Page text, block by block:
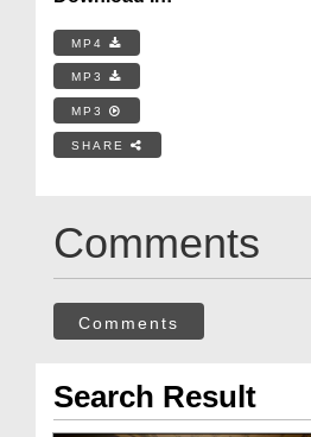
MP4
MP3
MP3
SHARE
Comments
Comments
Search Result